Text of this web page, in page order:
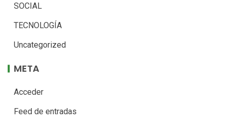
SOCIAL
TECNOLOGÍA
Uncategorized
META
Acceder
Feed de entradas